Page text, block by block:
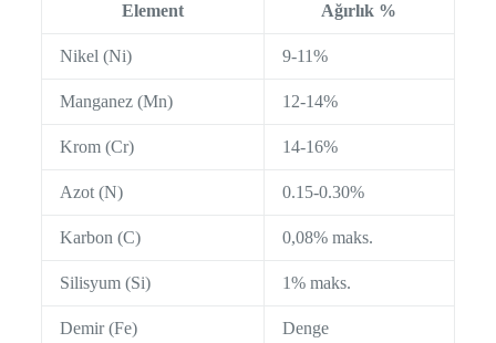
Element Ağırlık %
Nikel (Ni) 9-11%
Manganez (Mn) 12-14%
Krom (Cr) 14-16%
Azot (N) 0.15-0.30%
Karbon (C) 0,08% maks.
Silisyum (Si) 1% maks.
Demir (Fe) Denge